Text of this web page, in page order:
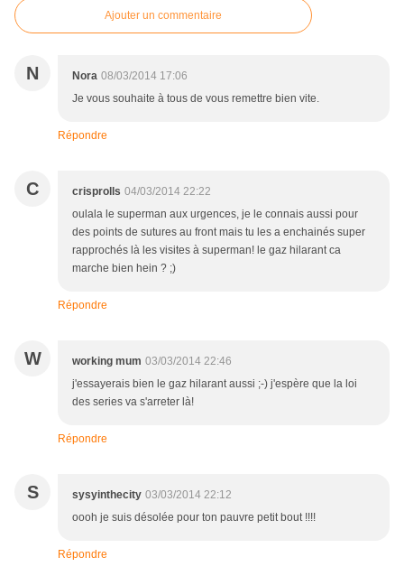
Ajouter un commentaire
N Nora 08/03/2014 17:06
Je vous souhaite à tous de vous remettre bien vite.
Répondre
C crisprolls 04/03/2014 22:22
oulala le superman aux urgences, je le connais aussi pour
des points de sutures au front mais tu les a enchainés super
rapprochés là les visites à superman! le gaz hilarant ca
marche bien hein ? ;)
Répondre
W working mum 03/03/2014 22:46
j'essayerais bien le gaz hilarant aussi ;-) j'espère que la loi
des series va s'arreter là!
Répondre
S sysyinthecity 03/03/2014 22:12
oooh je suis désolée pour ton pauvre petit bout !!!!
Répondre